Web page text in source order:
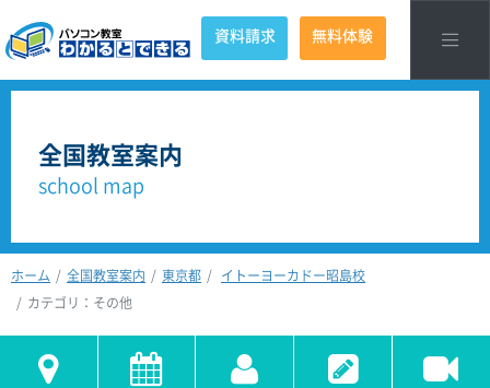
資料請求 無料体験
全国教室案内
school map
ホーム 全国教室案内 東京都
イトーヨーカドー昭島校
カテゴリ：その他